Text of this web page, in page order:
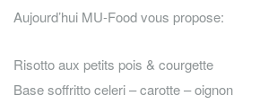
Aujourd’hui MU-Food vous propose:
Risotto aux petits pois & courgette
Base soffritto celeri – carotte – oignon